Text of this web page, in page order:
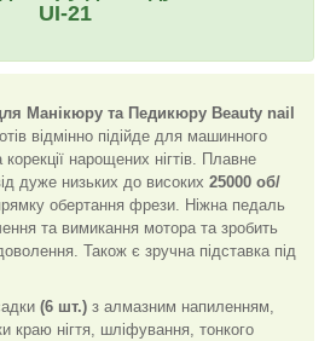
UI-21
Манікюру та Педикюру Beauty nail
відмінно підійде для машинного
нарощених нігтів. Плавне
дуже низьких до високих 25000 об/
обертання фрези. Ніжна педаль
та вимикання мотора та зробить
Також є зручна підставка під
(6 шт.) з алмазним напиленням,
краю нігтя, шліфування, тонкого